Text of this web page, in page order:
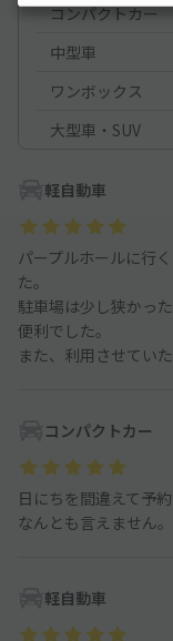
コンパクトカー
中型車
ワンボックス
大型車・SUV
軽自動車
パープルホールに行
た。
駐車場は少し狭かっ
便利でした。
また、利用させていた
コンパクトカー
日にちを間違えて予
なんとも言えません。
軽自動車